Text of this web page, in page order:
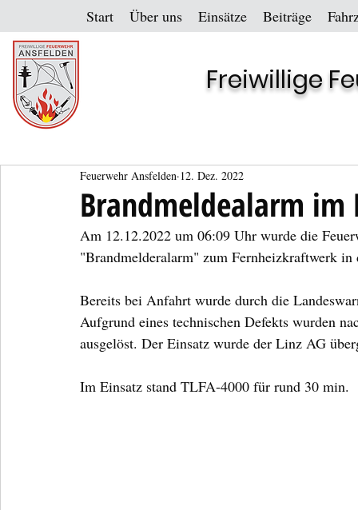
Start Über uns Einsätze Beiträge
Freiwillige
Brandmeldealarm im
Feuerwehr Ansfelden 12. Dez. 2022
Am 12.12.2022 um 06:09 Uhr wurde die
"Brandmelderalarm" zum Fernheizkraftwerk
Bereits bei Anfahrt wurde durch die
Aufgrund eines technischen Defekts wurden
ausgelöst. Der Einsatz wurde der Linz AG
Im Einsatz stand TLFA-4000 für rund 30 min.